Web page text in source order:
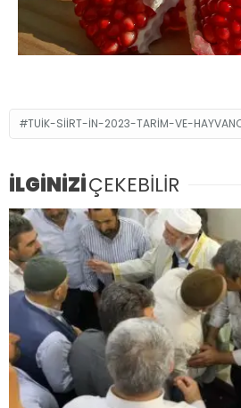
TUIK-SIIRT-IN-2023-TARIM-VE-
İLGİNİZİÇEKEBİLİR